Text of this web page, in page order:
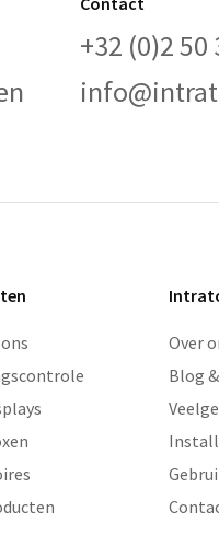
+32 (0)2 50
Over
Blog